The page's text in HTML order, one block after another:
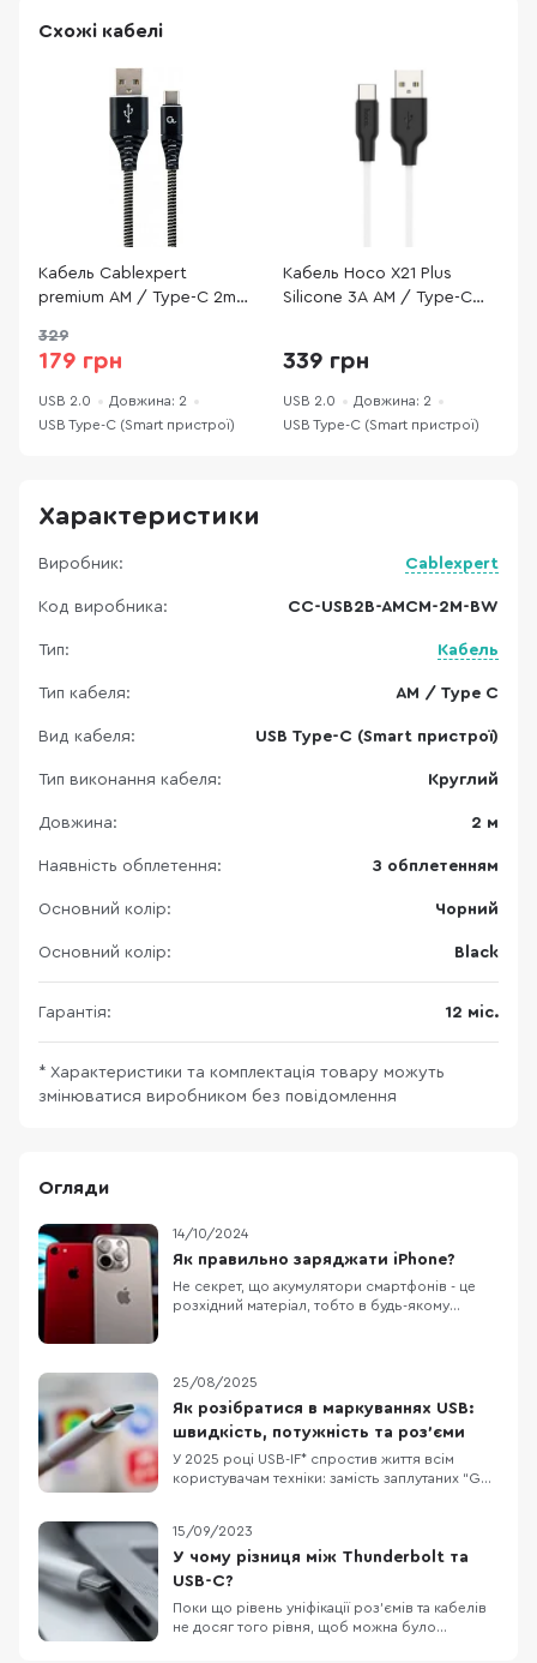
Схожі кабелі
Кабель Cablexpert
premium AM / Type-C 2m
2M-BW)
329
179 грн
USB 2.0
Довжина: 2
USB Type-C (Smart пристрої)
Кабель Hoco X21 Plus
Silicone 3A AM / Type-C
339 грн
USB 2.0
Довжина: 2
USB Type-C (Smart пристрої)
Характеристики
Виробник: Cablexpert
Код виробника: CC-USB2B-AMCM-2M-BW
Тип: Кабель
Тип кабеля: AM / Type C
Вид кабеля: USB Type-C (Smart пристрої)
Тип виконання кабеля: Круглий
Довжина: 2 м
Наявність обплетення: З обплетенням
Основний колір: Чорний
Основний колір: Black
Гарантія: 12 міс.
* Характеристики та комплектація товару можуть
змінюватися виробником без повідомлення
Огляди
14/10/2024
Як правильно заряджати iPhone?
Не секрет, що акумулятори смартфонів - це
розхідний матеріал, тобто в будь-якому
здоров'я можна відстежувати
безпосередньо у налаштуваннях без
встановлення сторонніх застосунків
25/08/2025
Як розібратися в маркуваннях USB:
швидкість, потужність та роз’єми
У 2025 році USB-IF* спростив життя всім
користувачам техніки: замість заплутаних “Gen
“USB 20Gbps”, “USB 40Gbps”, “100W”, “240W”.
Це особливо корисно для ноутбуків, де
портів USB-C кілька і всі “на вигляд однакові”.
15/09/2023
У чому різниця між Thunderbolt та
USB-C?
Поки що рівень уніфікації роз’ємів та кабелів
не досяг того рівня, щоб можна було